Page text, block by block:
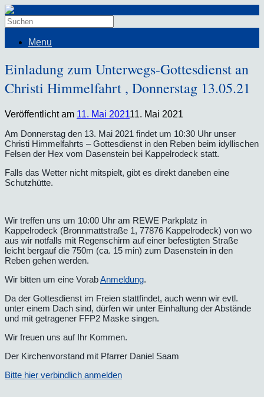
Menu
Einladung zum Unterwegs-Gottesdienst an
Christi Himmelfahrt , Donnerstag 13.05.21
Veröffentlicht am 11. Mai 202111. Mai 2021
Am Donnerstag den 13. Mai 2021 findet um 10:30 Uhr unser
Christi Himmelfahrts – Gottesdienst in den Reben beim idyllischen
Felsen der Hex vom Dasenstein bei Kappelrodeck statt.
Falls das Wetter nicht mitspielt, gibt es direkt daneben eine
Schutzhütte.
Wir treffen uns um 10:00 Uhr am REWE Parkplatz in
Kappelrodeck (Bronnmattstraße 1, 77876 Kappelrodeck) von wo
aus wir notfalls mit Regenschirm auf einer befestigten Straße
leicht bergauf die 750m (ca. 15 min) zum Dasenstein in den
Reben gehen werden.
Wir bitten um eine VorabAnmeldung.
Da der Gottesdienst im Freien stattfindet, auch wenn wir evtl.
unter einem Dach sind, dürfen wir unter Einhaltung der Abstände
und mit getragener FFP2 Maske singen.
Wir freuen uns auf Ihr Kommen.
Der Kirchenvorstand mit Pfarrer Daniel Saam
Bitte hier verbindlich anmelden